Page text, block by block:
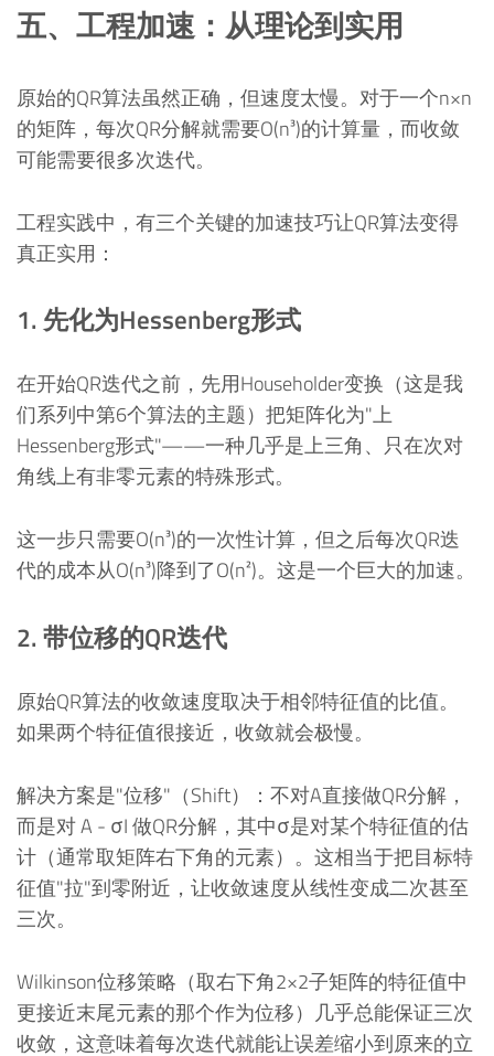
五、工程加速：从理论到实用
原始的QR算法虽然正确，但速度太慢。对于一个n×n
的矩阵，每次QR分解就需要O(n³)的计算量，而收敛
可能需要很多次迭代。
工程实践中，有三个关键的加速技巧让QR算法变得
真正实用：
1. 先化为Hessenberg形式
在开始QR迭代之前，先用Householder变换（这是我
们系列中第6个算法的主题）把矩阵化为"上
Hessenberg形式"——一种几乎是上三角、只在次对
角线上有非零元素的特殊形式。
这一步只需要O(n³)的一次性计算，但之后每次QR迭
代的成本从O(n³)降到了O(n²)。这是一个巨大的加速。
2. 带位移的QR迭代
原始QR算法的收敛速度取决于相邻特征值的比值。
如果两个特征值很接近，收敛就会极慢。
解决方案是"位移"（Shift）：不对A直接做QR分解，
而是对 A - σI 做QR分解，其中σ是对某个特征值的估
计（通常取矩阵右下角的元素）。这相当于把目标特
征值"拉"到零附近，让收敛速度从线性变成二次甚至
三次。
Wilkinson位移策略（取右下角2×2子矩阵的特征值中
更接近末尾元素的那个作为位移）几乎总能保证三次
收敛，这意味着每次迭代就能让误差缩小到原来的立